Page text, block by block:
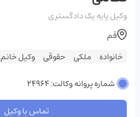
وکیل پایه یک دادگستری
خانواده ملکی حقوقی وکیل خانم
قم
شماره پروانه وکالت: 24964
تماس با وکیل